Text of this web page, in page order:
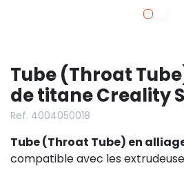
Tube (Throat
de titane Creality
Ref. 4004050018
Tube (Throat Tube) en
compatible avec les